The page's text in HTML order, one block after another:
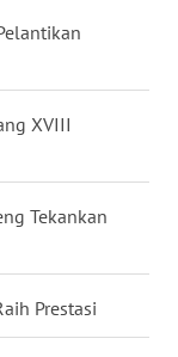
XVIII
Tekankan
Prestasi